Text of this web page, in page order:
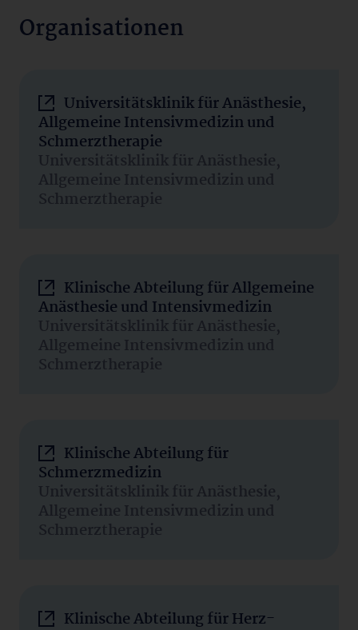
Organisationen
Universitätsklinik für Anästhesie,
Allgemeine Intensivmedizin und
Schmerztherapie
Universitätsklinik für Anästhesie,
Allgemeine Intensivmedizin und
Schmerztherapie
Klinische Abteilung für Allgemeine
Anästhesie und Intensivmedizin
Universitätsklinik für Anästhesie,
Allgemeine Intensivmedizin und
Schmerztherapie
Klinische Abteilung für
Schmerzmedizin
Universitätsklinik für Anästhesie,
Allgemeine Intensivmedizin und
Schmerztherapie
Klinische Abteilung für Herz-